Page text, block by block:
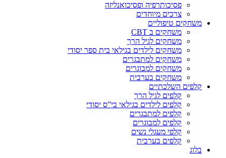
פסיכותרפיה ופסיכואנליזה
צרכים מיוחדים
משחקים טיפוליים
משחקים ב CBT
משחקים לגיל הרך
משחקים לילדים בגילאי בית ספר יסודי
משחקים למתבגרים
משחקים למבוגרים
משחקים בערבית
קלפים השלכתיים
קלפים לגיל הרך
קלפים לילדים בגילאי בי”ס יסודי
קלפים למתבגרים
קלפים למבוגרים
קלפי מעגלי נשים
קלפים בערבית
בלוג